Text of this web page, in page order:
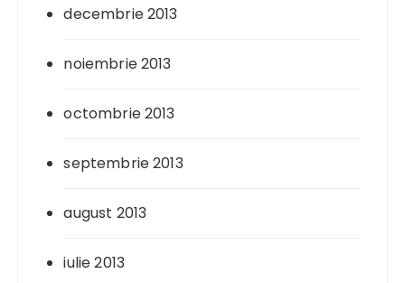
decembrie 2013
noiembrie 2013
octombrie 2013
septembrie 2013
august 2013
iulie 2013